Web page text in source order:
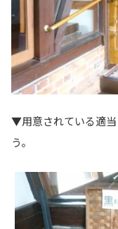
▼用意されている適当
う。